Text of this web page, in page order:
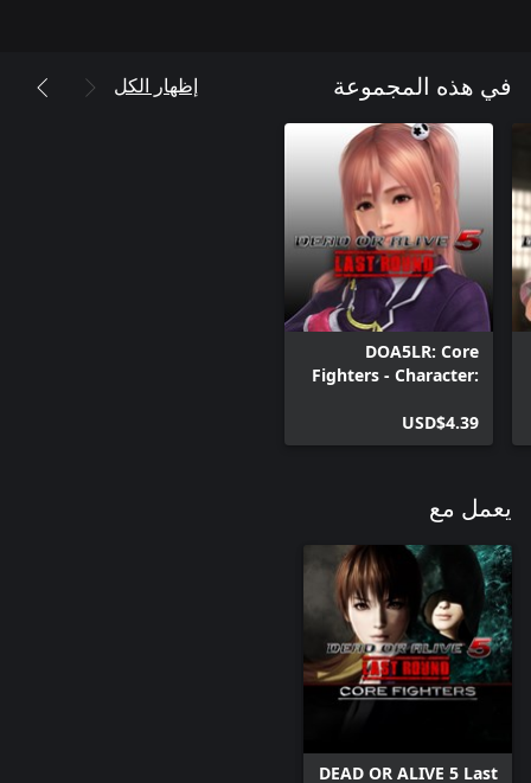
في هذه المجموعة إظهار الكل
DOA5LR: Core
Fighters - Character:
USD$4.39
يعمل مع
DEAD OR ALIVE 5 Last